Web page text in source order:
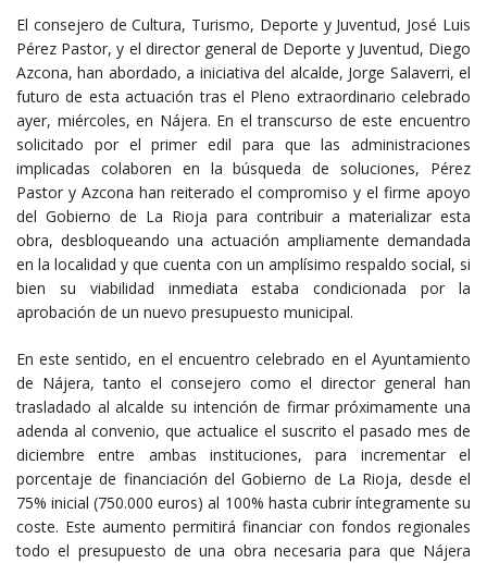
El consejero de Cultura, Turismo, Deporte y Juventud, José Luis
Pérez Pastor, y el director general de Deporte y Juventud, Diego
Azcona, han abordado, a iniciativa del alcalde, Jorge Salaverri, el
futuro de esta actuación tras el Pleno extraordinario celebrado
ayer, miércoles, en Nájera. En el transcurso de este encuentro
solicitado por el primer edil para que las administraciones
implicadas colaboren en la búsqueda de soluciones, Pérez
Pastor y Azcona han reiterado el compromiso y el firme apoyo
del Gobierno de La Rioja para contribuir a materializar esta
obra, desbloqueando una actuación ampliamente demandada
en la localidad y que cuenta con un amplísimo respaldo social, si
bien su viabilidad inmediata estaba condicionada por la
aprobación de un nuevo presupuesto municipal.
En este sentido, en el encuentro celebrado en el Ayuntamiento
de Nájera, tanto el consejero como el director general han
trasladado al alcalde su intención de firmar próximamente una
adenda al convenio, que actualice el suscrito el pasado mes de
diciembre entre ambas instituciones, para incrementar el
porcentaje de financiación del Gobierno de La Rioja, desde el
75% inicial (750.000 euros) al 100% hasta cubrir íntegramente su
coste. Este aumento permitirá financiar con fondos regionales
todo el presupuesto de una obra necesaria para que Nájera